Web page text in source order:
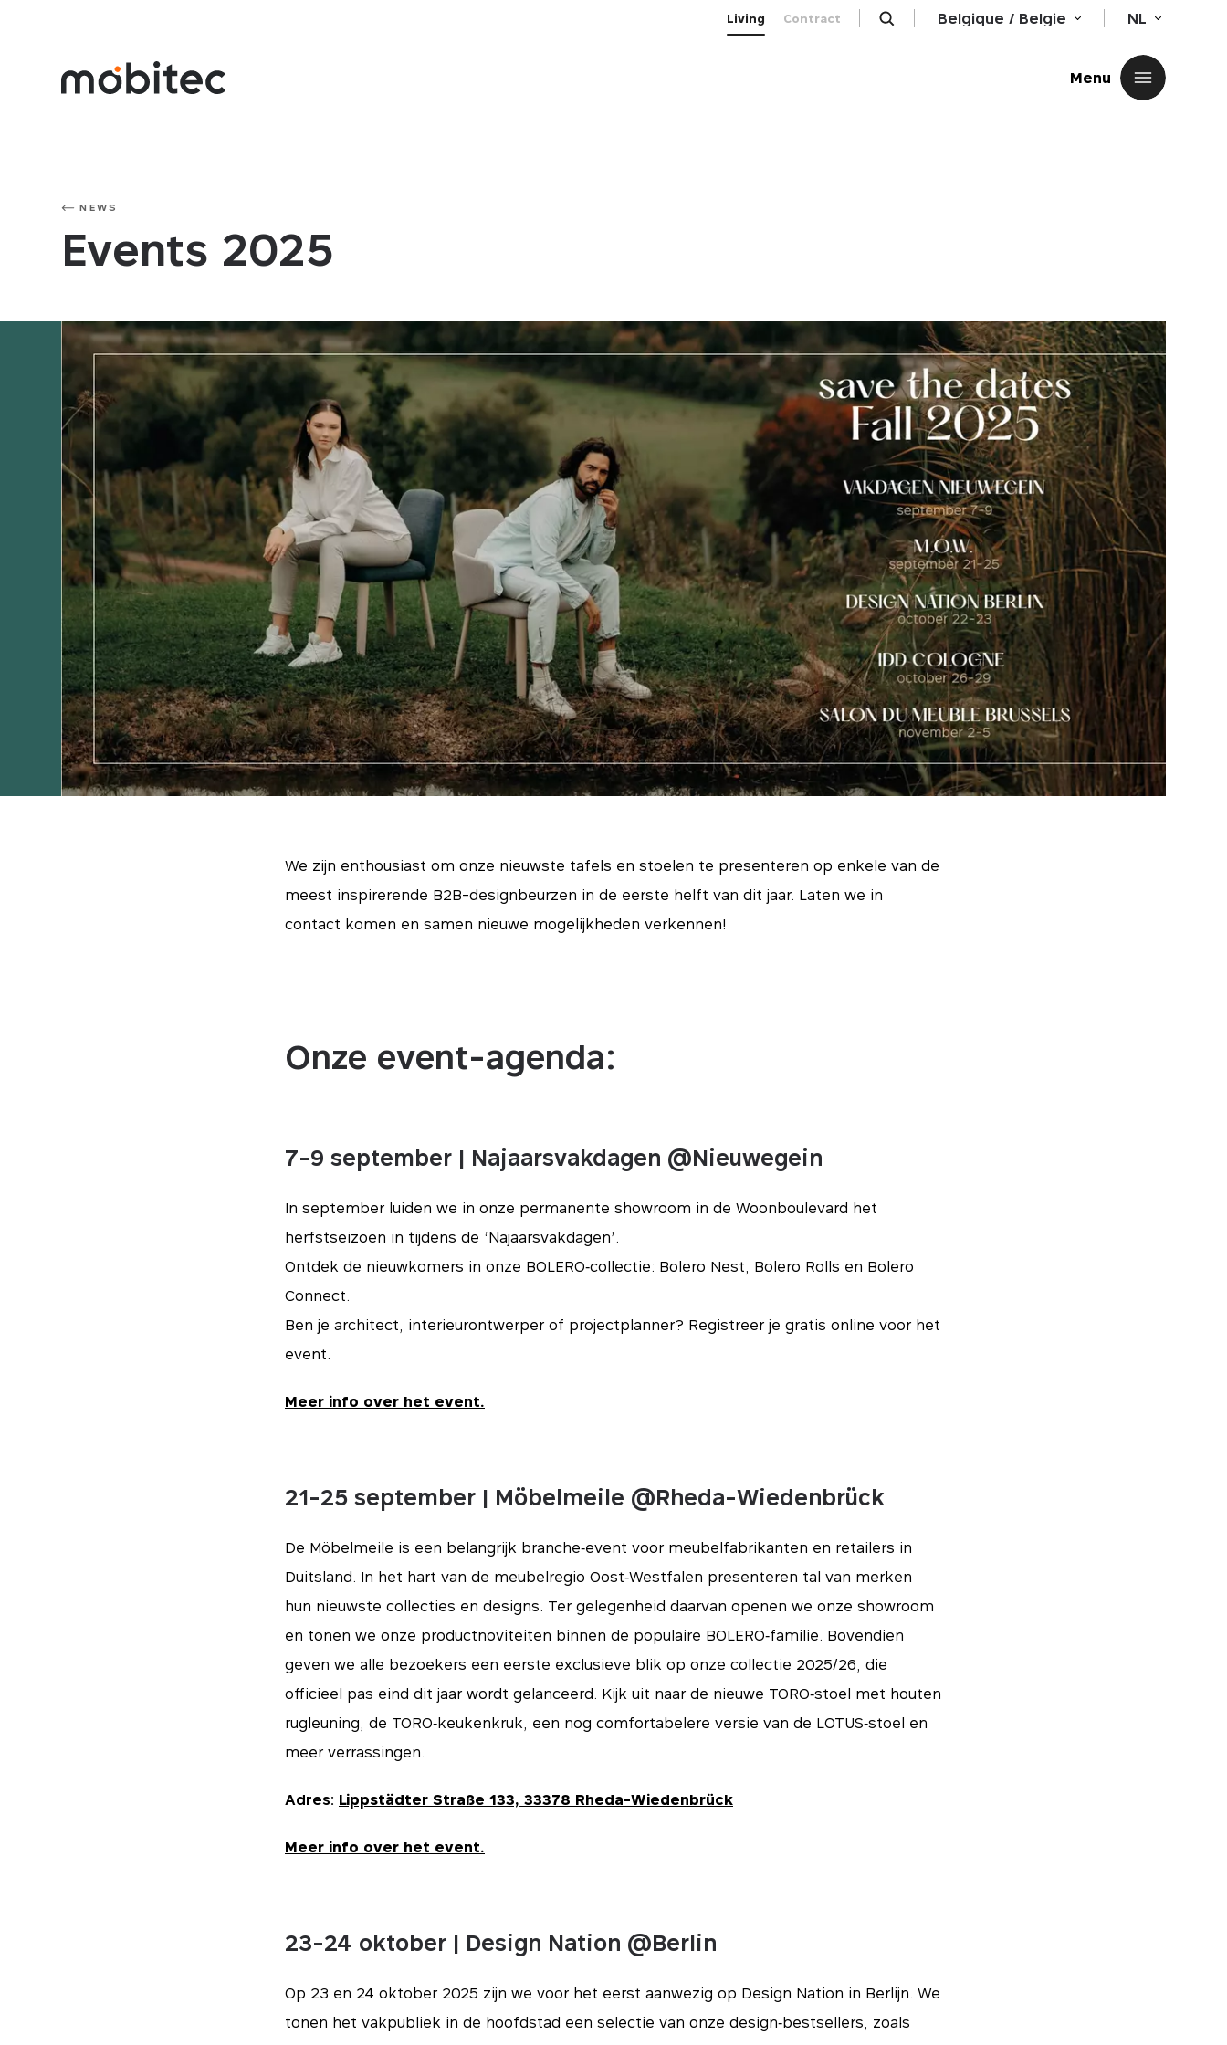
Living Contract Belgique / Belgie NL
Menu
NEWS
Events 2025
We zijn enthousiast om onze nieuwste tafels en stoelen te presenteren op enkele van de
meest inspirerende B2B-designbeurzen in de eerste helft van dit jaar. Laten we in
contact komen en samen nieuwe mogelijkheden verkennen!
Onze event-agenda:
7-9 september | Najaarsvakdagen @Nieuwegein
In september luiden we in onze permanente showroom in de Woonboulevard het
herfstseizoen in tijdens de ‘Najaarsvakdagen’.
Ontdek de nieuwkomers in onze BOLERO‑collectie: Bolero Nest, Bolero Rolls en Bolero
Connect.
Ben je architect, interieurontwerper of projectplanner? Registreer je gratis online voor het
event.
Meer info over het event.
21-25 september | Möbelmeile @Rheda-Wiedenbrück
De Möbelmeile is een belangrijk branche‑event voor meubelfabrikanten en retailers in
Duitsland. In het hart van de meubelregio Oost‑Westfalen presenteren tal van merken
hun nieuwste collecties en designs. Ter gelegenheid daarvan openen we onze showroom
en tonen we onze productnoviteiten binnen de populaire BOLERO‑familie. Bovendien
geven we alle bezoekers een eerste exclusieve blik op onze collectie 2025/26, die
officieel pas eind dit jaar wordt gelanceerd. Kijk uit naar de nieuwe TORO‑stoel met houten
rugleuning, de TORO‑keukenkruk, een nog comfortabelere versie van de LOTUS‑stoel en
meer verrassingen.
Adres: Lippstädter Straße 133, 33378 Rheda-Wiedenbrück
Meer info over het event.
23-24 oktober | Design Nation @Berlin
Op 23 en 24 oktober 2025 zijn we voor het eerst aanwezig op Design Nation in Berlijn. We
tonen het vakpubliek in de hoofdstad een selectie van onze design‑bestsellers, zoals
Essentials
Deze cookies zijn essentieel voor het functioneren van de site en kunnen niet worden uitgeschakeld in onze systemen. Ze
zoals het instellen van uw privacyvoorkeuren, inloggen of het invullen van formulieren. U kunt uw browser zo instellen dat
deze cookies worden geblokkeerd of dat u hiervan op de hoogte wordt gesteld, maar dit kan gevolgen hebben voor
Marketing